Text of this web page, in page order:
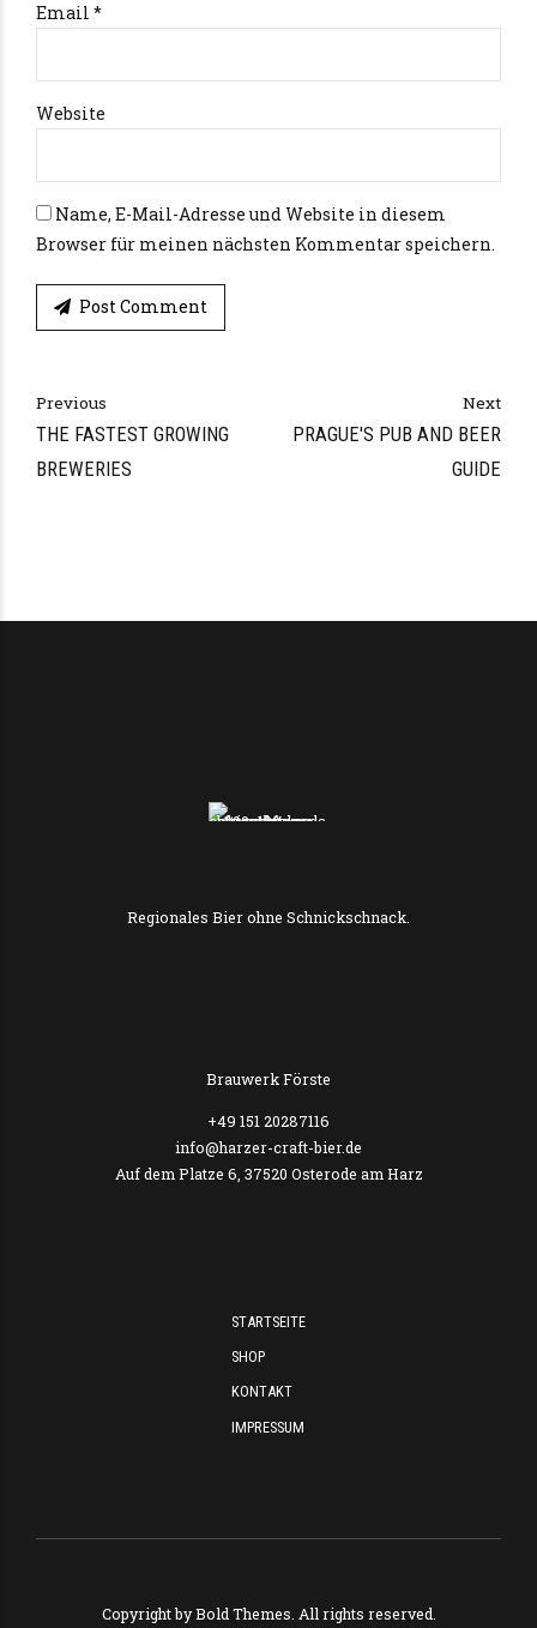
Email *
Website
Name, E-Mail-Adresse und Website in diesem
Browser für meinen nächsten Kommentar speichern.
Post Comment
Previous
THE FASTEST GROWING
BREWERIES
Next
PRAGUE'S PUB AND BEER
GUIDE
Regionales Bier ohne Schnickschnack.
Brauwerk Förste
+49 151 20287116
info@harzer-craft-bier.de
Auf dem Platze 6, 37520 Osterode am Harz
STARTSEITE
SHOP
KONTAKT
IMPRESSUM
Copyright byBold Themes . All rights reserved.